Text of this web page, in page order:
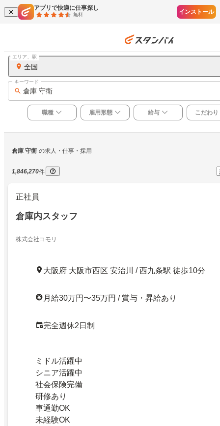
アプリで快適に仕事探し
無料 インストール
全国
エリア、駅
倉庫 守衛
キーワード
職種 雇用形態 給与 こだわり
倉庫 守衛 の求人・仕事・採用
1,846,270件
正社員
倉庫内スタッフ
株式会社コモリ
大阪府 大阪市西区 安治川 / 西九条駅 徒歩10分
月給30万円〜35万円 / 賞与・昇給あり
完全週休2日制
ミドル活躍中
シニア活躍中
社会保険完備
研修あり
車通勤OK
未経験OK